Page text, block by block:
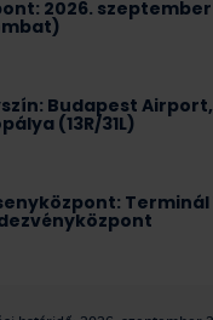
2026. szeptember
Budapest
(13R/31L)
Terminál